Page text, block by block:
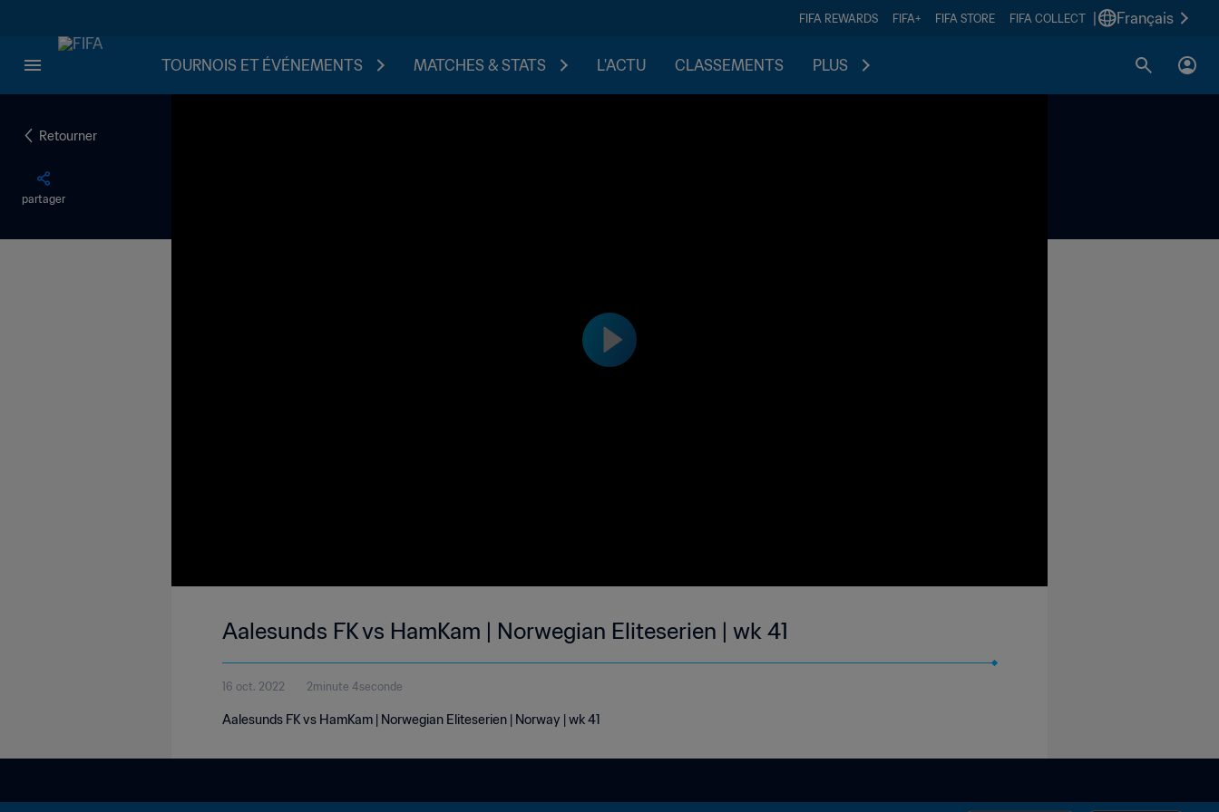
FIFA REWARDS FIFA+ FIFA STORE FIFA COLLECT Français
TOURNOIS ET ÉVÉNEMENTS MATCHES & STATS L'ACTU CLASSEMENTS PLUS
Retourner
partager
Aalesunds FK vs HamKam | Norwegian Eliteserien | wk 41
16 oct. 2022 2minute 4seconde
Aalesunds FK vs HamKam | Norwegian Eliteserien | Norway | wk 41